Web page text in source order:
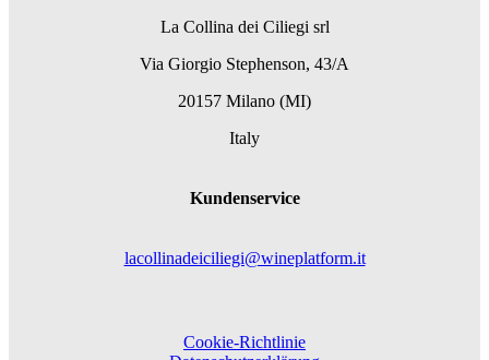
La Collina dei Ciliegi srl
Via Giorgio Stephenson, 43/A
20157 Milano (MI)
Italy
Kundenservice
lacollinadeiciliegi@wineplatform.it
Cookie-Richtlinie